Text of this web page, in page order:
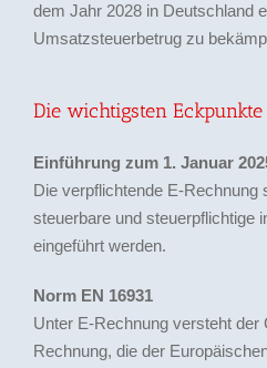
dem Jahr 2028 in Deutschland
Umsatzsteuerbetrug zu
Die wichtigsten Eckpunkte
Einführung zum 1. Januar
Die verpflichtende E-Rechnung
steuerbare und steuerpflichtige
eingeführt werden.
Norm EN 16931
Unter E-Rechnung versteht der
Rechnung, die der